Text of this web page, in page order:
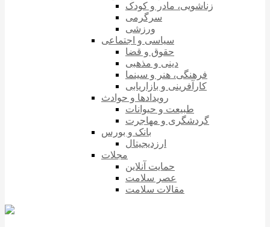
زناشویی، مادر و کودک
سرگرمی
ورزشی
سیاسی و اجتماعی
حقوق و قضا
دینی و مذهبی
فرهنگی، هنر و سینما
کارآفرینی و بازاریابی
رویدادها و حوادث
طبیعت و حیوانات
گردشگری و مهاجرت
بانک و بورس
ارزدیجیتال
مجلات
حمایت آنلاین
عصر سلامت
مقالات سلامت